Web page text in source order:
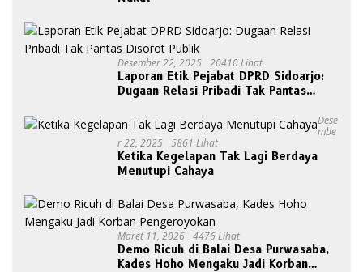
Desember 22, 2025 20410 Lihat
Laporan Etik Pejabat DPRD Sidoarjo:
Dugaan Relasi Pribadi Tak Pantas
Dese
Mbe
R 22, 2025 5861 Lihat
Ketika Kegelapan Tak Lagi Berdaya
Menutupi Cahaya
Maret 11, 2026 4476 Lihat
Demo Ricuh di Balai Desa Purwasaba,
Kades Hoho Mengaku Jadi Korban